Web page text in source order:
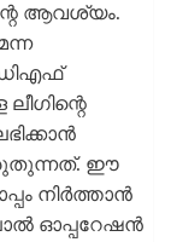
ആവശ്യം.
ഈ
നിര്‍ത്താന്‍
ഓപ്പറേഷന്‍